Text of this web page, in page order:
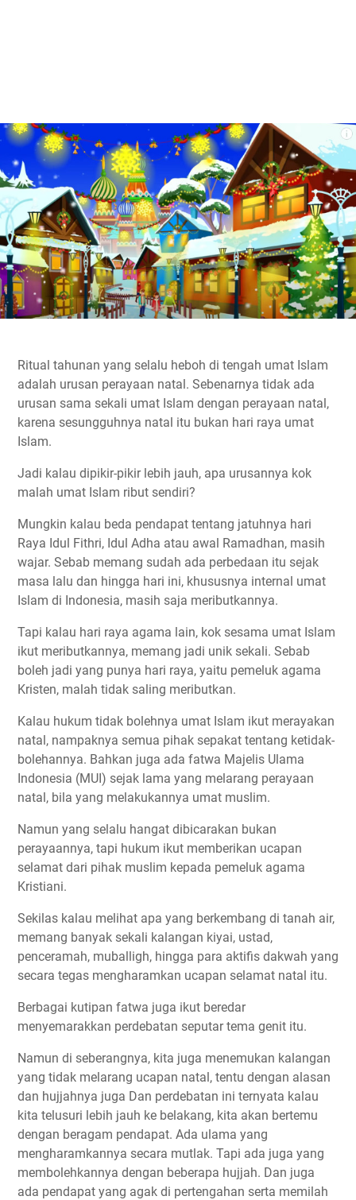
Ritual tahunan yang selalu heboh di tengah umat Islam
adalah urusan perayaan natal. Sebenarnya tidak ada
urusan sama sekali umat Islam dengan perayaan natal,
karena sesungguhnya natal itu bukan hari raya umat
Islam.
Jadi kalau dipikir-pikir lebih jauh, apa urusannya kok
malah umat Islam ribut sendiri?
Mungkin kalau beda pendapat tentang jatuhnya hari
Raya Idul Fithri, Idul Adha atau awal Ramadhan, masih
wajar. Sebab memang sudah ada perbedaan itu sejak
masa lalu dan hingga hari ini, khususnya internal umat
Islam di Indonesia, masih saja meributkannya.
Tapi kalau hari raya agama lain, kok sesama umat Islam
ikut meributkannya, memang jadi unik sekali. Sebab
boleh jadi yang punya hari raya, yaitu pemeluk agama
Kristen, malah tidak saling meributkan.
Kalau hukum tidak bolehnya umat Islam ikut merayakan
natal, nampaknya semua pihak sepakat tentang ketidak-
bolehannya. Bahkan juga ada fatwa Majelis Ulama
Indonesia (MUI) sejak lama yang melarang perayaan
natal, bila yang melakukannya umat muslim.
Namun yang selalu hangat dibicarakan bukan
perayaannya, tapi hukum ikut memberikan ucapan
selamat dari pihak muslim kepada pemeluk agama
Kristiani.
Sekilas kalau melihat apa yang berkembang di tanah air,
memang banyak sekali kalangan kiyai, ustad,
penceramah, muballigh, hingga para aktifis dakwah yang
secara tegas mengharamkan ucapan selamat natal itu.
Berbagai kutipan fatwa juga ikut beredar
menyemarakkan perdebatan seputar tema genit itu.
Namun di seberangnya, kita juga menemukan kalangan
yang tidak melarang ucapan natal, tentu dengan alasan
dan hujjahnya juga Dan perdebatan ini ternyata kalau
kita telusuri lebih jauh ke belakang, kita akan bertemu
dengan beragam pendapat. Ada ulama yang
mengharamkannya secara mutlak. Tapi ada juga yang
membolehkannya dengan beberapa hujjah. Dan juga
ada pendapat yang agak di pertengahan serta memilah